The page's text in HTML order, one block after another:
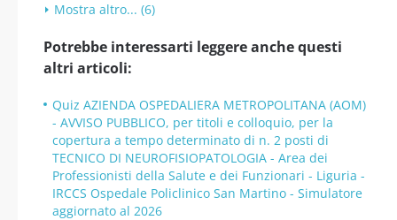
Mostra altro... (6)
Potrebbe interessarti leggere anche questi
altri articoli:
Quiz AZIENDA OSPEDALIERA METROPOLITANA (AOM)
- AVVISO PUBBLICO, per titoli e colloquio, per la
copertura a tempo determinato di n. 2 posti di
TECNICO DI NEUROFISIOPATOLOGIA - Area dei
Professionisti della Salute e dei Funzionari - Liguria -
IRCCS Ospedale Policlinico San Martino - Simulatore
aggiornato al 2026